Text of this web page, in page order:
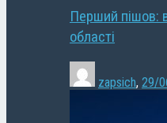
Перший пішов:
області
zapsich, 29/